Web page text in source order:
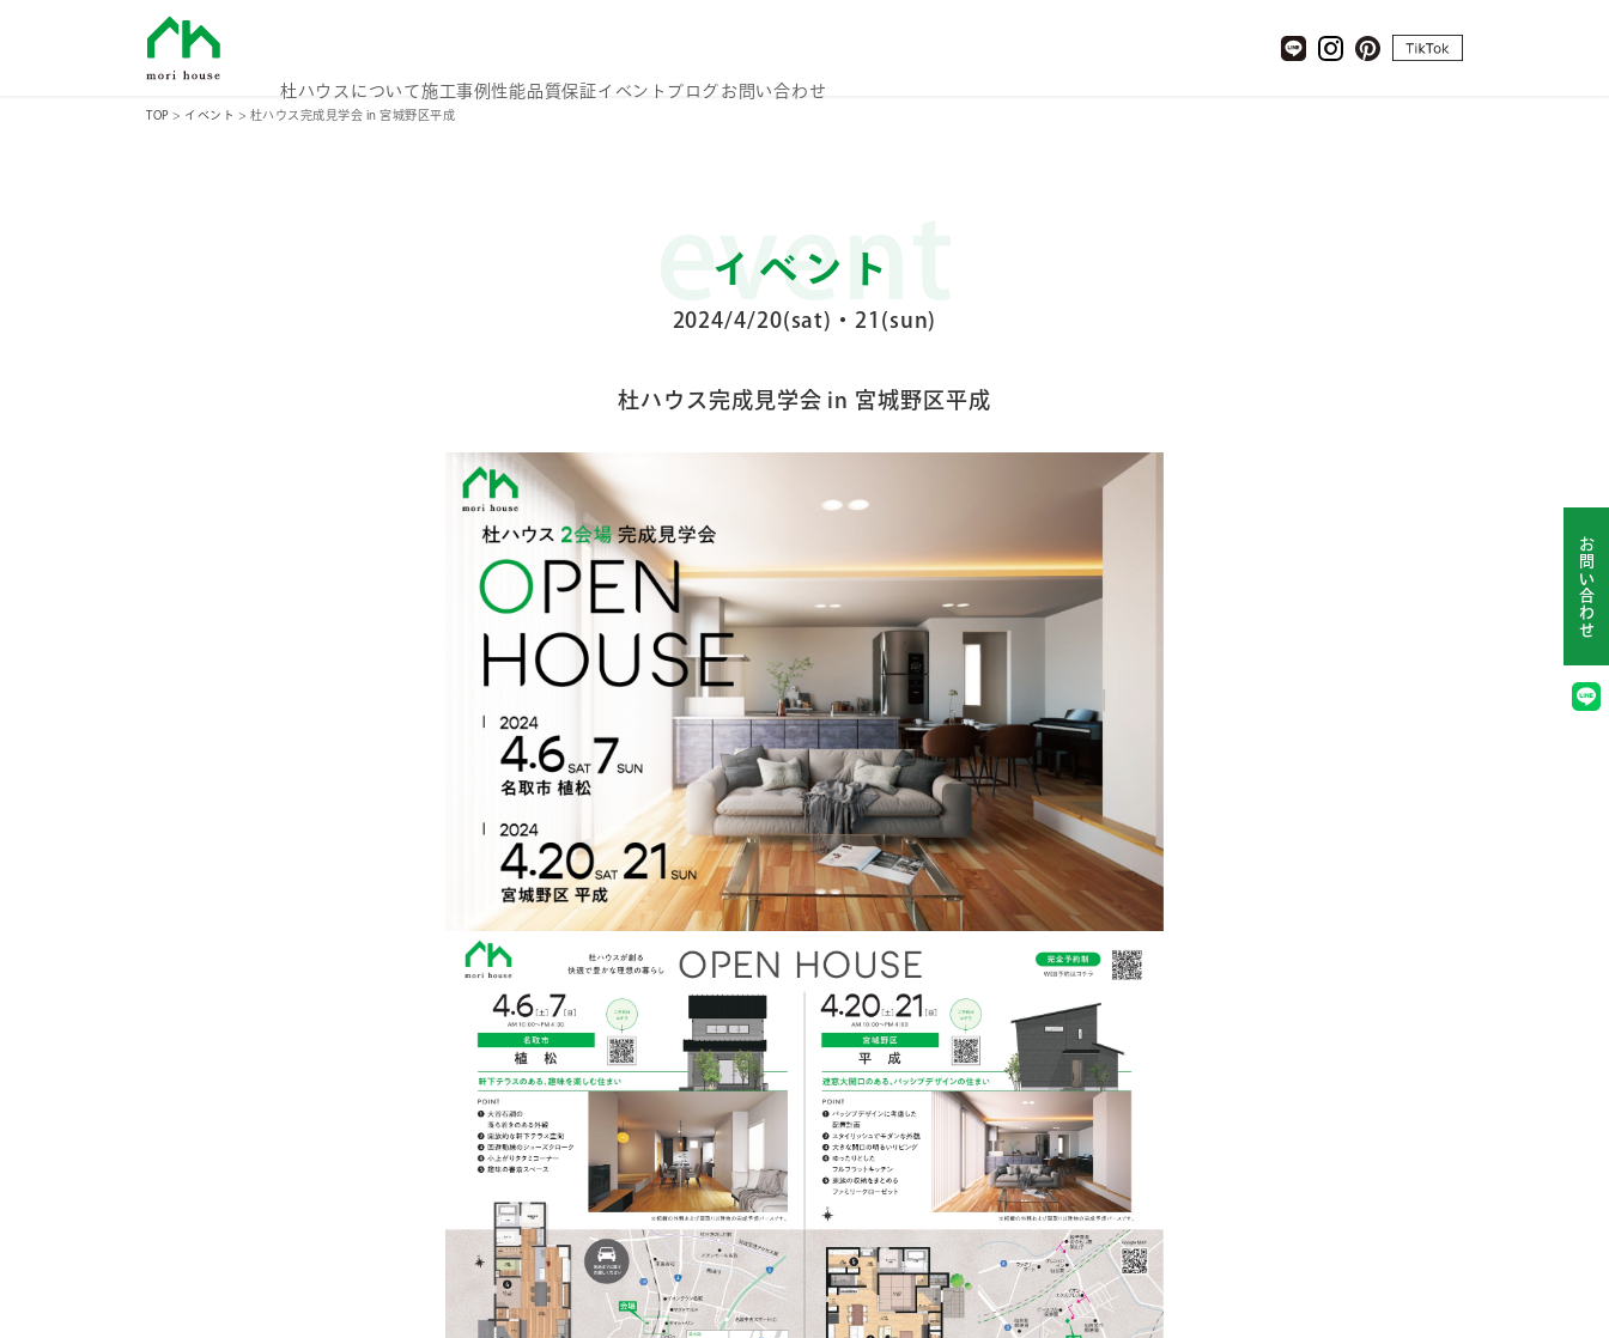
杜ハウスについて施工事例性能品質保証イベント ブログ お問い合わせ
LINE Instagram
pinterest
TOP > イベント > 杜ハウス完成見学会 in 宮城野区平成
イベント
event
2024/4/20(sat)・21(sun)
杜ハウス完成見学会 in 宮城野区平成
お問い合わせ